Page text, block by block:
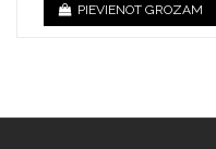
PIEVIENOT GROZAM